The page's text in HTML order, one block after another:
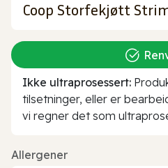
Coop Storfekjøtt
Ikke ultraprosessert:
tilsetninger, eller er
vi regner det som
Allergener